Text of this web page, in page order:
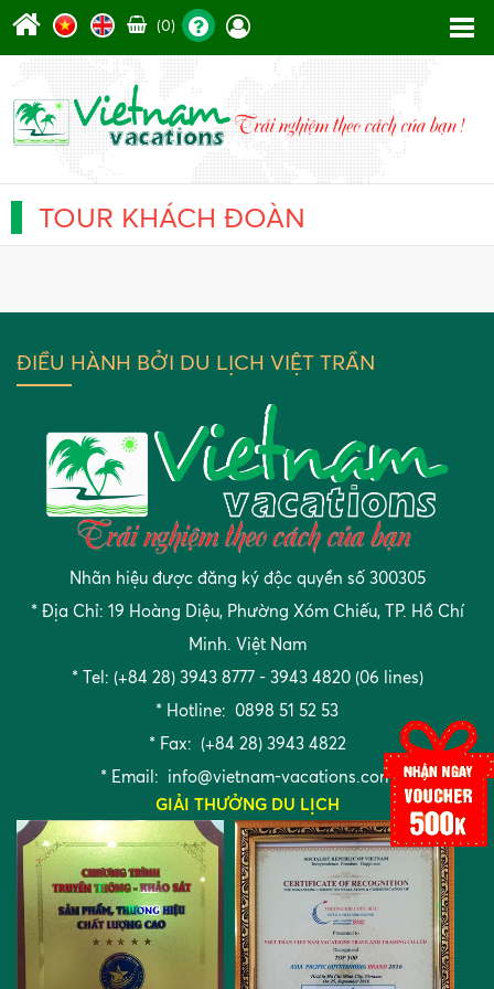
(0)
TOUR KHÁCH ĐOÀN
ĐIỀU HÀNH BỞI DU LỊCH VIỆT TRẦN
Nhãn hiệu được đăng ký độc quyền số 300305
* Địa Chỉ: 19 Hoàng Diệu, Phường Xóm Chiếu, TP. Hồ Chí
Minh. Việt Nam
* Tel: (+84 28) 3943 8777 - 3943 4820 (06 lines)
* Hotline: 0898 51 52 53
* Fax: (+84 28) 3943 4822
* Email: info@vietnam-vacations.com
GIẢI THƯỞNG DU LỊCH